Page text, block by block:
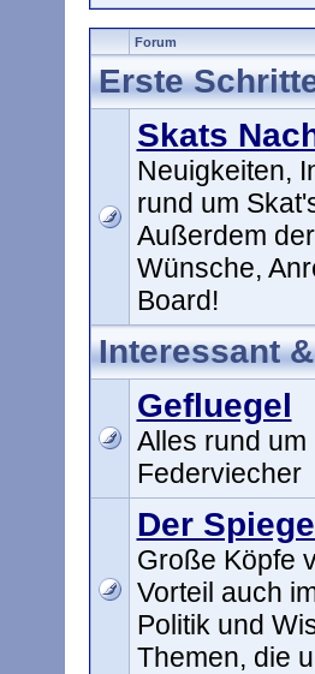
Forum
Erste
Skats
Neuigkeiten,
rund um
Außerdem
Wünsche,
Board!
Interessant
Gefluegel
Alles rund
Federviecher
Der
Große Köpfe
Vorteil auch
Politik und
Themen, die